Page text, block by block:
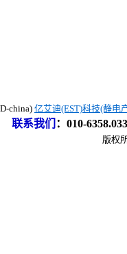
china) 亿艾迪(EST)科技(静电
联系我们 ： 010-
版权